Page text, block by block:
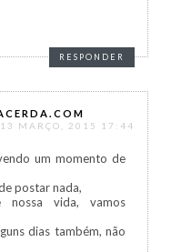
RESPONDER
13 MARÇO, 2015 17:44
um momento de
postar nada,
vida, vamos
dias também, não